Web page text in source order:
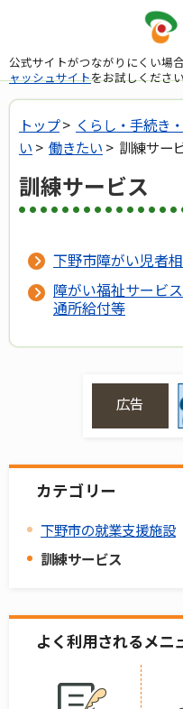
公式サイトがつながりにくい場
ャッシュサイトをお試しくださ
トップ> くらし・手続き
い > 働きたい > 訓練サー
訓練サービス
下野市障がい児者
障がい福祉サービ
通所給付等
広告
カテゴリー
下野市の就業支援施設
訓練サービス
よく利用されるメニ